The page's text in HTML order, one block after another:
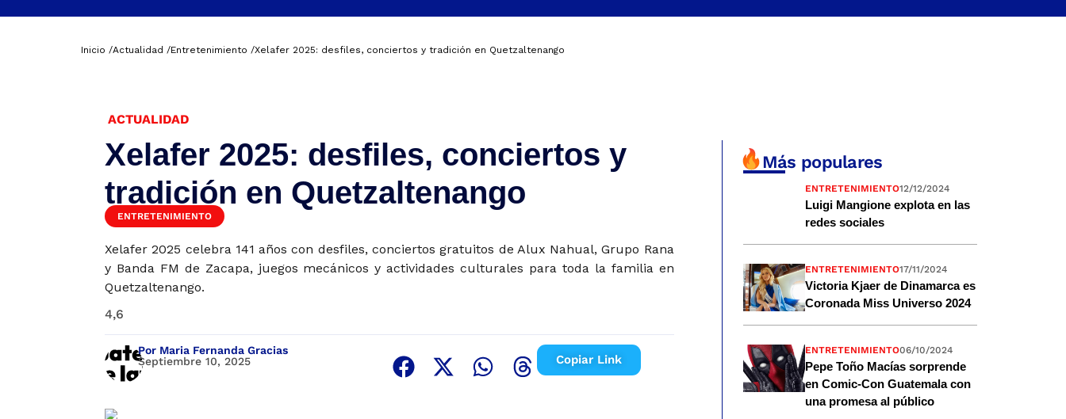
Inicio /Actualidad /Entretenimiento /Xelafer 2025: desfiles, conciertos y tradición en Quetzaltenango
ACTUALIDAD
Xelafer 2025: desfiles, conciertos y
tradición en Quetzaltenango
ENTRETENIMIENTO
Xelafer 2025 celebra 141 años con desfiles, conciertos gratuitos de Alux Nahual, Grupo Rana
y Banda FM de Zacapa, juegos mecánicos y actividades culturales para toda la familia en
Quetzaltenango.
4,6
Por Maria Fernanda Gracias
Septiembre 10, 2025
Copiar Link
Más populares
ENTRETENIMIENTO12/12/2024
Luigi Mangione explota en las
redes sociales
ENTRETENIMIENTO17/11/2024
Victoria Kjaer de Dinamarca es
Coronada Miss Universo 2024
ENTRETENIMIENTO06/10/2024
Pepe Toño Macías sorprende
en Comic-Con Guatemala con
una promesa al público